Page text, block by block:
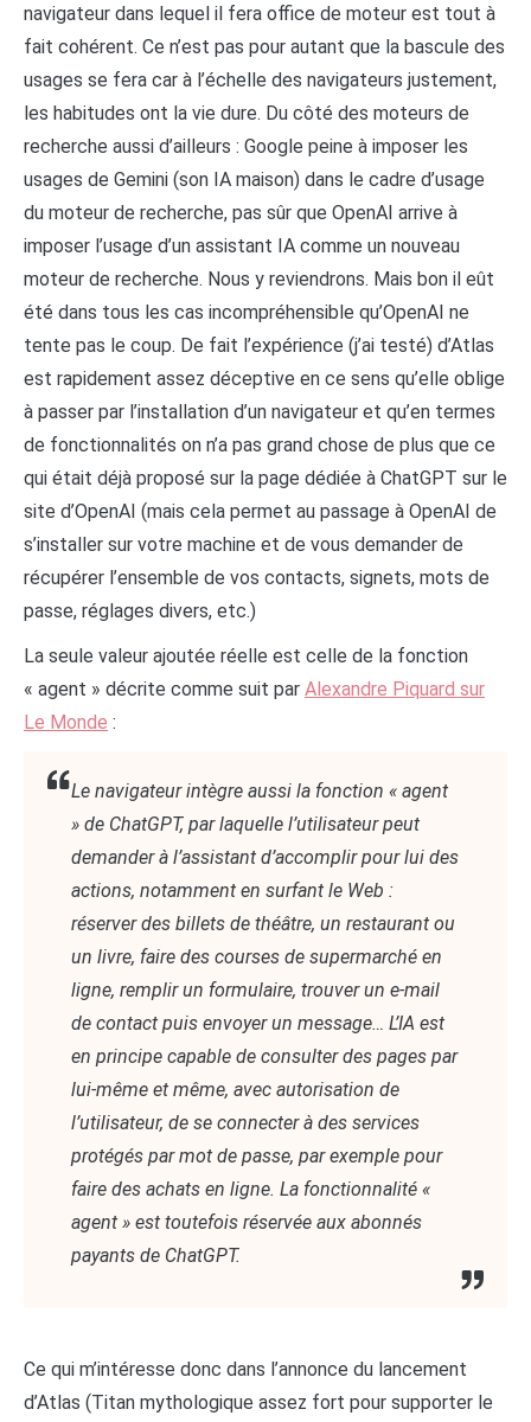
navigateur dans lequel il fera office de moteur est tout à
fait cohérent. Ce n’est pas pour autant que la bascule des
usages se fera car à l’échelle des navigateurs justement,
les habitudes ont la vie dure. Du côté des moteurs de
recherche aussi d’ailleurs : Google peine à imposer les
usages de Gemini (son IA maison) dans le cadre d’usage
du moteur de recherche, pas sûr que OpenAI arrive à
imposer l’usage d’un assistant IA comme un nouveau
moteur de recherche. Nous y reviendrons. Mais bon il eût
été dans tous les cas incompréhensible qu’OpenAI ne
tente pas le coup. De fait l’expérience (j’ai testé) d’Atlas
est rapidement assez déceptive en ce sens qu’elle oblige
à passer par l’installation d’un navigateur et qu’en termes
de fonctionnalités on n’a pas grand chose de plus que ce
qui était déjà proposé sur la page dédiée à ChatGPT sur le
site d’OpenAI (mais cela permet au passage à OpenAI de
s’installer sur votre machine et de vous demander de
récupérer l’ensemble de vos contacts, signets, mots de
passe, réglages divers, etc.)
La seule valeur ajoutée réelle est celle de la fonction
« agent » décrite comme suit par Alexandre Piquard sur
Le Monde :
Le navigateur intègre aussi la fonction « agent
» de ChatGPT, par laquelle l’utilisateur peut
demander à l’assistant d’accomplir pour lui des
actions, notamment en surfant le Web :
réserver des billets de théâtre, un restaurant ou
un livre, faire des courses de supermarché en
ligne, remplir un formulaire, trouver un e-mail
de contact puis envoyer un message… L’IA est
en principe capable de consulter des pages par
lui-même et même, avec autorisation de
l’utilisateur, de se connecter à des services
protégés par mot de passe, par exemple pour
faire des achats en ligne. La fonctionnalité «
agent » est toutefois réservée aux abonnés
payants de ChatGPT.
Ce qui m’intéresse donc dans l’annonce du lancement
d’Atlas (Titan mythologique assez fort pour supporter le